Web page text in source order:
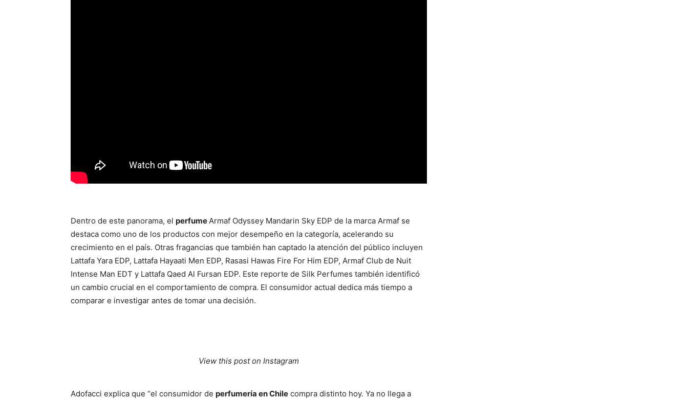
Dentro de este panorama, el perfume Armaf Odyssey Mandarin Sky EDP de la marca Armaf se
destaca como uno de los productos con mejor desempeño en la categoría, acelerando su
crecimiento en el país. Otras fragancias que también han captado la atención del público incluyen
Lattafa Yara EDP, Lattafa Hayaati Men EDP, Rasasi Hawas Fire For Him EDP, Armaf Club de Nuit
Intense Man EDT y Lattafa Qaed Al Fursan EDP. Este reporte de Silk Perfumes también identificó
un cambio crucial en el comportamiento de compra. El consumidor actual dedica más tiempo a
comparar e investigar antes de tomar una decisión.
View this post on Instagram
Adofacci explica que “el consumidor de perfumería en Chile compra distinto hoy. Ya no llega a